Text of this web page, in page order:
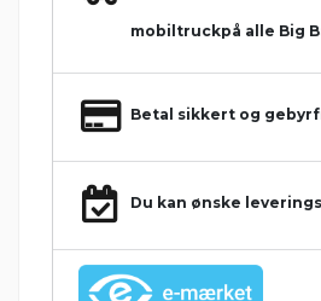
mobiltruckpå alle Big
Betal sikkert og
Du kan ønske